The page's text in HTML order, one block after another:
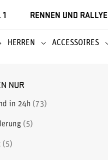
RENNEN UND RALLYE
HERREN ACCESSOIRES
NUR
in 24h 73
5
5